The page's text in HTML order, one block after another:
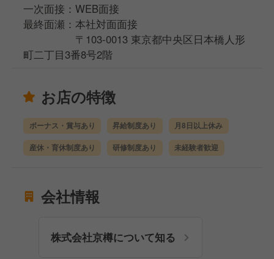
一次面接：WEB面接
最終面瀬：本社対面面接
〒103-0013 東京都中央区日本橋人形
町二丁目3番8号2階
お店の特徴
ボーナス・賞与あり 昇給制度あり 月8日以上休み
産休・育休制度あり 研修制度あり 未経験者歓迎
会社情報
株式会社京樽について知る